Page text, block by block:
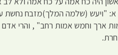
א: "ויעש (שלמה המלך)מזבח נחשת
ארך וחמש אמות רחב" , והרי